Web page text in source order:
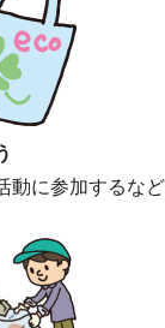
動に参加するな